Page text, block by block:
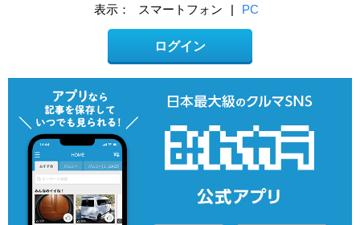
表示： スマートフォン | PC
ログイン